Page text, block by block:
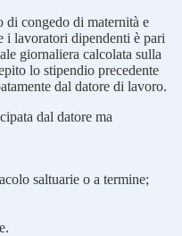
di congedo di maternità e
i lavoratori dipendenti è pari
giornaliera calcolata sulla
lo stipendio precedente
dal datore di lavoro.
dal datore ma
saltuarie o a termine;